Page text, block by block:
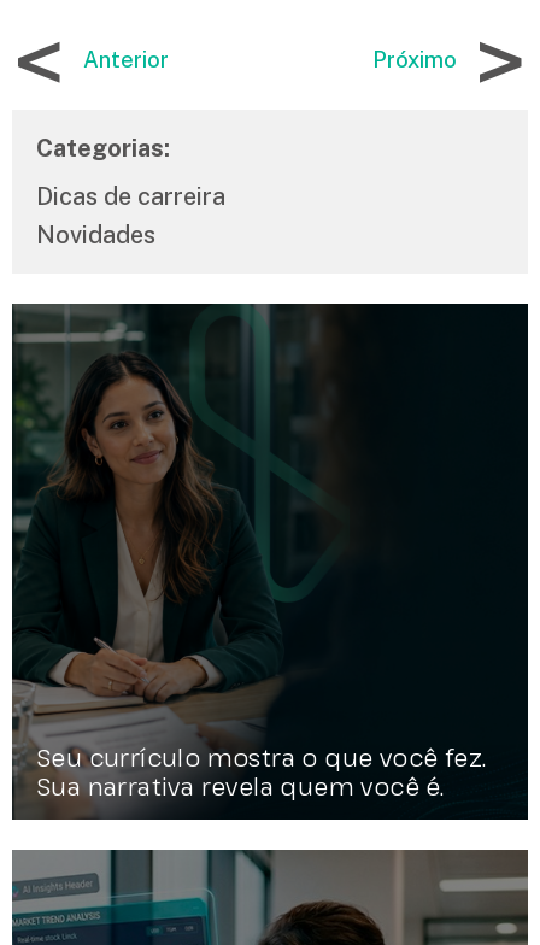
< Anterior Próximo >
Categorias:
Dicas de carreira
Novidades
Seu currículo mostra o que você fez.
Sua narrativa revela quem você é.